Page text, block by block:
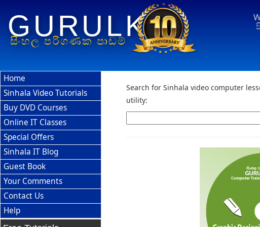
GURULK
සිංහල පරිගණක පාඩම්
Search for Sinhala video computer
utility:
Home
Sinhala Video Tutorials
Buy DVD Courses
Online IT Classes
Special Offers
Sinhala IT Blog
Guest Book
Your Comments
Contact Us
Help